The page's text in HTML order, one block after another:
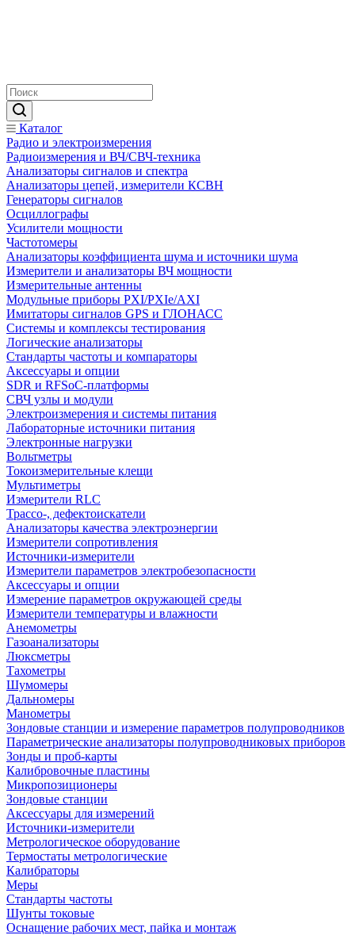
Каталог
Радио и электроизмерения
Радиоизмерения и ВЧ/СВЧ-техника
Анализаторы сигналов и спектра
Анализаторы цепей, измерители КСВН
Генераторы сигналов
Осциллографы
Усилители мощности
Частотомеры
Анализаторы коэффициента шума и источники шума
Измерители и анализаторы ВЧ мощности
Измерительные антенны
Модульные приборы PXI/PXIe/AXI
Имитаторы сигналов GPS и ГЛОНАСС
Системы и комплексы тестирования
Логические анализаторы
Стандарты частоты и компараторы
Аксессуары и опции
SDR и RFSoC‑платформы
СВЧ узлы и модули
Электроизмерения и системы питания
Лабораторные источники питания
Электронные нагрузки
Вольтметры
Токоизмерительные клещи
Мультиметры
Измерители RLC
Трассо-, дефектоискатели
Анализаторы качества электроэнергии
Измерители сопротивления
Источники-измерители
Измерители параметров электробезопасности
Аксессуары и опции
Измерение параметров окружающей среды
Измерители температуры и влажности
Анемометры
Газоанализаторы
Люксметры
Тахометры
Шумомеры
Дальномеры
Манометры
Зондовые станции и измерение параметров полупроводников
Параметрические анализаторы полупроводниковых приборов
Зонды и проб-карты
Калибровочные пластины
Микропозиционеры
Зондовые станции
Аксессуары для измерений
Источники-измерители
Метрологическое оборудование
Термостаты метрологические
Калибраторы
Меры
Стандарты частоты
Шунты токовые
Оснащение рабочих мест, пайка и монтаж